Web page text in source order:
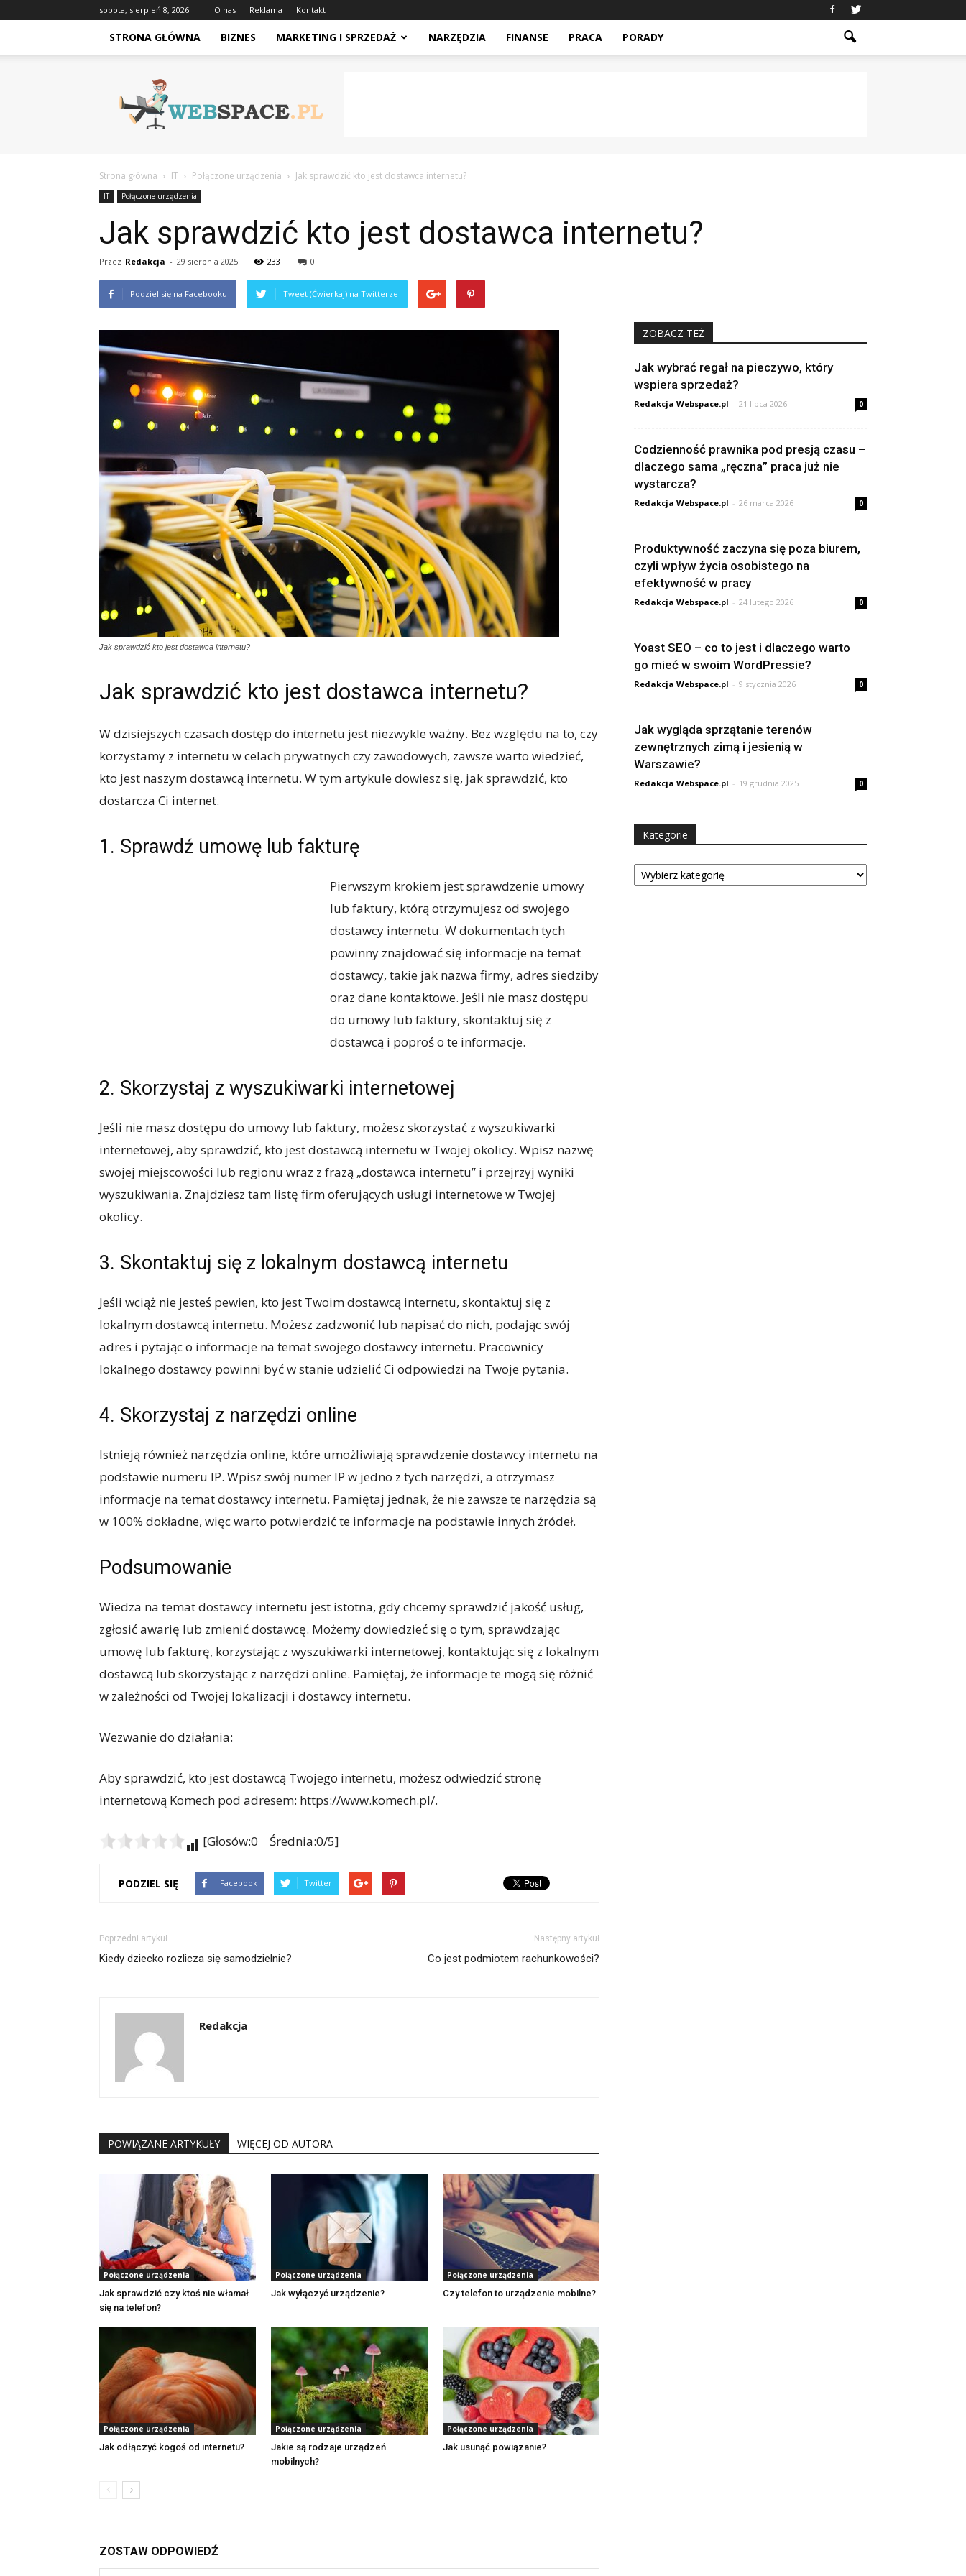
sobota, sierpień 8, 2026 O nas Reklama Kontakt
STRONA GŁÓWNA BIZNES MARKETING I SPRZEDAŻ NARZĘDZIA FINANSE PRACA PORADY
Webspace.pl
Strona główna IT Połączone urządzenia Jak sprawdzić kto jest dostawca internetu?
IT Połączone urządzenia
Jak sprawdzić kto jest dostawca internetu?
Przez Redakcja - 29 sierpnia 2025 233 0
Podziel się na Facebooku Tweet (Ćwierkaj) na Twitterze
Jak sprawdzić kto jest dostawca internetu?
Jak sprawdzić kto jest dostawca internetu?
W dzisiejszych czasach dostęp do internetu jest niezwykle ważny. Bez względu na to, czy
korzystamy z internetu w celach prywatnych czy zawodowych, zawsze warto wiedzieć,
kto jest naszym dostawcą internetu. W tym artykule dowiesz się, jak sprawdzić, kto
dostarcza Ci internet.
1. Sprawdź umowę lub fakturę
Pierwszym krokiem jest sprawdzenie umowy
lub faktury, którą otrzymujesz od swojego
dostawcy internetu. W dokumentach tych
powinny znajdować się informacje na temat
dostawcy, takie jak nazwa firmy, adres siedziby
oraz dane kontaktowe. Jeśli nie masz dostępu
do umowy lub faktury, skontaktuj się z
dostawcą i poproś o te informacje.
2. Skorzystaj z wyszukiwarki internetowej
Jeśli nie masz dostępu do umowy lub faktury, możesz skorzystać z wyszukiwarki
internetowej, aby sprawdzić, kto jest dostawcą internetu w Twojej okolicy. Wpisz nazwę
swojej miejscowości lub regionu wraz z frazą „dostawca internetu” i przejrzyj wyniki
wyszukiwania. Znajdziesz tam listę firm oferujących usługi internetowe w Twojej
okolicy.
3. Skontaktuj się z lokalnym dostawcą internetu
Jeśli wciąż nie jesteś pewien, kto jest Twoim dostawcą internetu, skontaktuj się z
lokalnym dostawcą internetu. Możesz zadzwonić lub napisać do nich, podając swój
adres i pytając o informacje na temat swojego dostawcy internetu. Pracownicy
lokalnego dostawcy powinni być w stanie udzielić Ci odpowiedzi na Twoje pytania.
4. Skorzystaj z narzędzi online
Istnieją również narzędzia online, które umożliwiają sprawdzenie dostawcy internetu na
podstawie numeru IP. Wpisz swój numer IP w jedno z tych narzędzi, a otrzymasz
informacje na temat dostawcy internetu. Pamiętaj jednak, że nie zawsze te narzędzia są
w 100% dokładne, więc warto potwierdzić te informacje na podstawie innych źródeł.
Podsumowanie
Wiedza na temat dostawcy internetu jest istotna, gdy chcemy sprawdzić jakość usług,
zgłosić awarię lub zmienić dostawcę. Możemy dowiedzieć się o tym, sprawdzając
umowę lub fakturę, korzystając z wyszukiwarki internetowej, kontaktując się z lokalnym
dostawcą lub skorzystając z narzędzi online. Pamiętaj, że informacje te mogą się różnić
w zależności od Twojej lokalizacji i dostawcy internetu.
Wezwanie do działania:
Aby sprawdzić, kto jest dostawcą Twojego internetu, możesz odwiedzić stronę
internetową Komech pod adresem: https://www.komech.pl/.
[Głosów:0 Średnia:0/5]
PODZIEL SIĘ Facebook Twitter
Poprzedni artykuł
Kiedy dziecko rozlicza się samodzielnie?
Następny artykuł
Co jest podmiotem rachunkowości?
Redakcja
POWIĄZANE ARTYKUŁY WIĘCEJ OD AUTORA
Połączone urządzenia
Jak sprawdzić czy ktoś nie włamał
się na telefon?
Połączone urządzenia
Jak wyłączyć urządzenie?
Połączone urządzenia
Czy telefon to urządzenie mobilne?
Połączone urządzenia
Jak odłączyć kogoś od internetu?
Połączone urządzenia
Jakie są rodzaje urządzeń
mobilnych?
Połączone urządzenia
Jak usunąć powiązanie?
ZOSTAW ODPOWIEDŹ
ZOBACZ TEŻ
Jak wybrać regał na pieczywo, który
wspiera sprzedaż?
Redakcja Webspace.pl - 21 lipca 2026 0
Codzienność prawnika pod presją czasu –
dlaczego sama „ręczna” praca już nie
wystarcza?
Redakcja Webspace.pl - 26 marca 2026 0
Produktywność zaczyna się poza biurem,
czyli wpływ życia osobistego na
efektywność w pracy
Redakcja Webspace.pl - 24 lutego 2026 0
Yoast SEO – co to jest i dlaczego warto
go mieć w swoim WordPressie?
Redakcja Webspace.pl - 9 stycznia 2026 0
Jak wygląda sprzątanie terenów
zewnętrznych zimą i jesienią w
Warszawie?
Redakcja Webspace.pl - 19 grudnia 2025 0
Kategorie
Kategorie